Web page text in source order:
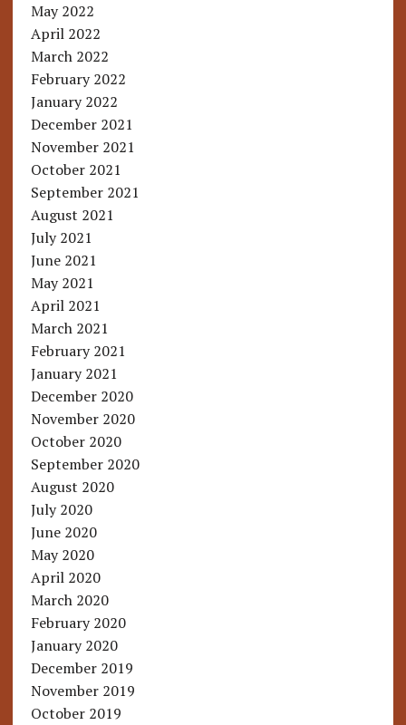
May 2022
April 2022
March 2022
February 2022
January 2022
December 2021
November 2021
October 2021
September 2021
August 2021
July 2021
June 2021
May 2021
April 2021
March 2021
February 2021
January 2021
December 2020
November 2020
October 2020
September 2020
August 2020
July 2020
June 2020
May 2020
April 2020
March 2020
February 2020
January 2020
December 2019
November 2019
October 2019